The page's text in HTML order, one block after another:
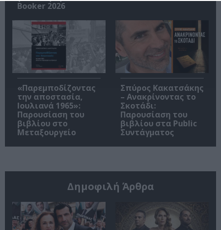
Booker 2026
«Παρεμποδίζοντας
την αποστασία,
Ιουλιανά 1965»:
Παρουσίαση του
βιβλίου στο
Μεταξουργείο
Σπύρος Κακατσάκης
– Ανακρίνοντας το
Σκοτάδι:
Παρουσίαση του
βιβλίου στα Public
Συντάγματος
Δημοφιλή Άρθρα